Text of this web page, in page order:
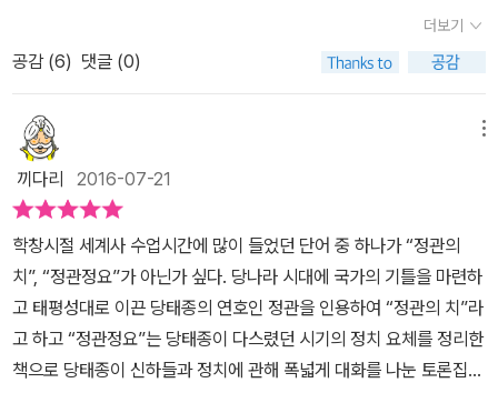
함과 공손함을 갖고 나날이 더욱 근신하시기를 바랍니다. 그러면 나
라는 영원히 공고해져 뒤집히는 위험이 있을 수 없습니다. 요순 임금
오긍, <정관정요> , p314/513 폐하께서는 정관 초년에는 자신이 누
릴 것을 억제하여 백성이 이익을 얻도록 하였습니다. 그러나 오늘날
에 이르러서는 개인적인 욕망만을 따르며 백성을 수고롭게 합니다.
겸손하고 절약하는 기풍은 해마다 바뀌고 교만과 사치가 나날이 늘고
있습니다.(p501)... 근년 이래로 백성은 부역으로 지쳐 있고, 관중의
백성은 고통과 피곤함이 특히 심합니다. 각종 수공업 장인은 복역 기
간이 찬 이후에도 전부 남아서 관청의 일을 계속하고 있습니다. _ 오
긍, <정관정요> , p506/513 <정관정요>는 태종 이세민의 위업만
을 말하지 않는다. 책에 담긴 정관 말기의 혼란함과 태종의 흐트러진
사실 조선조, 고려조에 이 책을 읽은 축은 그저 제왕들에 그친 게 아니
라, 이 책에 나오는 명신, 충신들처럼 군주를 잘 보좌해야 할 재상과
판서 들, 혹은 장래 일신의 높은 영달을 바랄 당상관, 당하관들도 넉넉
히 가까이해야 할 잠재적 독서층이었겠습니다. 세상에 나아가 바른
처신으로 동료와 상사의 신망을 얻고자 할 모든 직장인 역시, 이 책의
저자가 먼 시점부터 염두에 둔 청자(聽者)가 아니었을까요. 정관정
요는 몇 년 전부터 여러 역자분들에 의해 완역본이 나오고 있습니다.
이 김원중 선생님의 한국어역의 특징이라면 1) 타 저자의 주가 아닌
텍스트 본문에서 한문 텍스트의 누락이 없고 꼼꼼한 옮김입니다. 2)
김원중 교수님의 해설엔 초보자를 넉넉히 고려하는 친절함이 깃듭니
다. 기본적인 사항을 언제나 먼저 짚고, 혹시 필요하다면 여러 주석본
을 인용하여 부가 설명을 하십니다. 3) 편집에 가독성이 높습니다. 이
더보기
공감 (6) 댓글 (0)
끼다리 2016-07-21
학창시절 세계사 수업시간에 많이 들었던 단어 중 하나가 “정관의
치”, “정관정요”가 아닌가 싶다. 당나라 시대에 국가의 기틀을 마련하
고 태평성대로 이끈 당태종의 연호인 정관을 인용하여 “정관의 치”라
고 하고 “정관정요”는 당태종이 다스렸던 시기의 정치 요체를 정리한
책으로 당태종이 신하들과 정치에 관해 폭넓게 대화를 나눈 토론집